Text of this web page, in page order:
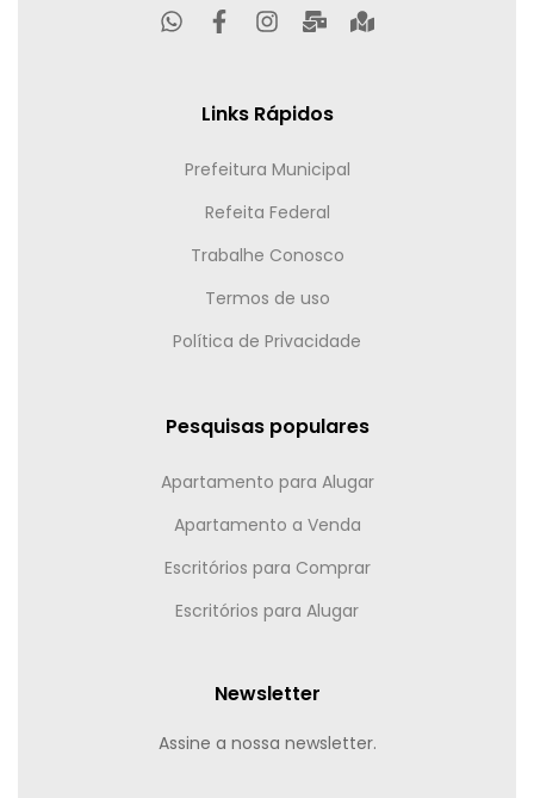
Links Rápidos
Prefeitura Municipal
Refeita Federal
Trabalhe Conosco
Termos de uso
Política de Privacidade
Pesquisas populares
Apartamento para Alugar
Apartamento a Venda
Escritórios para Comprar
Escritórios para Alugar
Newsletter
Assine a nossa newsletter.